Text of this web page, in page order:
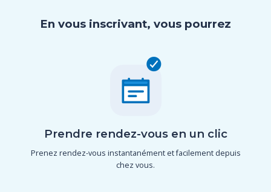
En vous inscrivant, vous pourrez
Prendre rendez-vous en un clic
Prenez rendez-vous instantanément et facilement depuis
chez vous.